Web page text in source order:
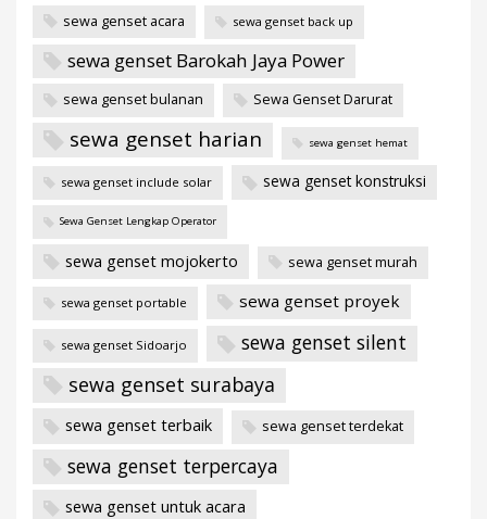
sewa genset acara sewa genset back up
sewa genset Barokah Jaya Power
sewa genset bulanan Sewa Genset Darurat
sewa genset harian sewa genset hemat
sewa genset include solar sewa genset konstruksi
Sewa Genset Lengkap Operator
sewa genset mojokerto sewa genset murah
sewa genset portable sewa genset proyek
sewa genset Sidoarjo
sewa genset silent
sewa genset surabaya
sewa genset terbaik sewa genset terdekat
sewa genset terpercaya
sewa genset untuk acara